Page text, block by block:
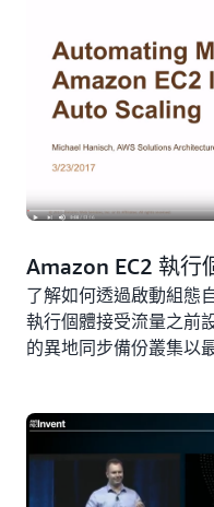
EC2 現點車隊的自動擴
自動調整 AWS
AWS，2016 年 7 月）
運用 Amazon ECS 自動
使用亞馬遜 ECS 自動
2016 年 5 月）
納格拉尼，AWS，
Amazon EC2 執行
了解如何透過啟動組態
執行個體接受流量之前
的異地同步備份叢集以